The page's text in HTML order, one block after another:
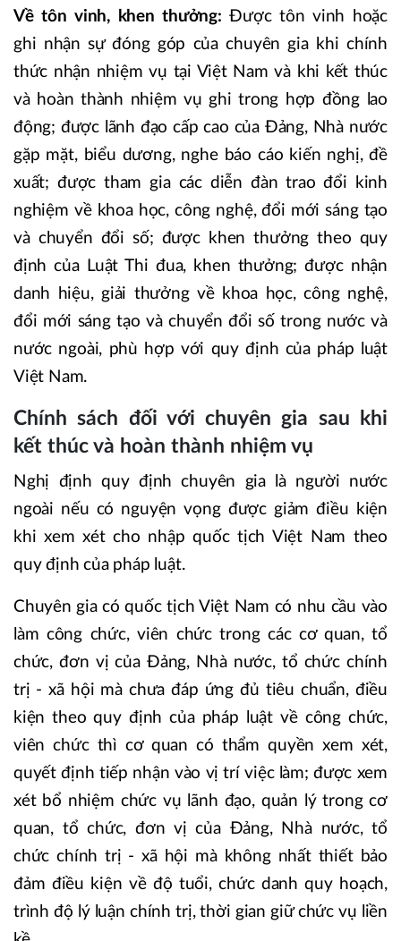
Về tôn vinh, khen thưởng: Được tôn vinh hoặc
ghi nhận sự đóng góp của chuyên gia khi chính
thức nhận nhiệm vụ tại Việt Nam và khi kết thúc
và hoàn thành nhiệm vụ ghi trong hợp đồng lao
động; được lãnh đạo cấp cao của Đảng, Nhà nước
gặp mặt, biểu dương, nghe báo cáo kiến nghị, đề
xuất; được tham gia các diễn đàn trao đổi kinh
nghiệm về khoa học, công nghệ, đổi mới sáng tạo
và chuyển đổi số; được khen thưởng theo quy
định của Luật Thi đua, khen thưởng; được nhận
danh hiệu, giải thưởng về khoa học, công nghệ,
đổi mới sáng tạo và chuyển đổi số trong nước và
nước ngoài, phù hợp với quy định của pháp luật
Việt Nam.
Chính sách đối với chuyên gia sau khi
kết thúc và hoàn thành nhiệm vụ
Nghị định quy định chuyên gia là người nước
ngoài nếu có nguyện vọng được giảm điều kiện
khi xem xét cho nhập quốc tịch Việt Nam theo
quy định của pháp luật.
Chuyên gia có quốc tịch Việt Nam có nhu cầu vào
làm công chức, viên chức trong các cơ quan, tổ
chức, đơn vị của Đảng, Nhà nước, tổ chức chính
trị - xã hội mà chưa đáp ứng đủ tiêu chuẩn, điều
kiện theo quy định của pháp luật về công chức,
viên chức thì cơ quan có thẩm quyền xem xét,
quyết định tiếp nhận vào vị trí việc làm; được xem
xét bổ nhiệm chức vụ lãnh đạo, quản lý trong cơ
quan, tổ chức, đơn vị của Đảng, Nhà nước, tổ
chức chính trị - xã hội mà không nhất thiết bảo
đảm điều kiện về độ tuổi, chức danh quy hoạch,
trình độ lý luận chính trị, thời gian giữ chức vụ liền